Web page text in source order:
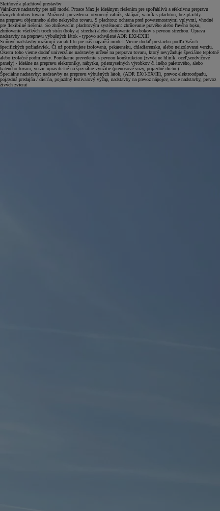
Skriňové a plachtové prestavby
Valníkové nadstavby pre náš model Proace Max je ideálnym riešením pre spoľahlivú a efektívnu prepravu
rôznych druhov tovaru. Možnosti prevedenia: otvorený valník, sklápač, valník s plachtou, bez plachty:
na prepravu objemného alebo nekrytého tovaru. S plachtou: ochrana pred poveternostnými vplyvmi, vhodné
pre flexibilné riešenia. So zhrňovacím plachtovým systémom: zhrňovanie pravého alebo ľavého boku,
zhrňovanie všetkých troch strán (boky aj strecha) alebo zhrňovanie iba bokov s pevnou strechou. Úprava
nadstavby na prepravu výbušných látok - typovo schválené ADR EXI-EXIII
Sriňové nadstavby rozširujú variabilitu pre náš najväčší model. Vieme dodať prestavbu podľa Vašich
špecifických požiadaviek. Či už potrebujete izolovanú, pekárensku, chladiarensku, alebo neizolovanú verziu.
Okrem toho vieme dodať univerzálne nadstavby určené na prepravu tovaru, ktorý nevyžaduje špeciálne teplotné
alebo izolačné podmienky. Ponúkame prevedenie s pevnou konštrukciou (zvyčajne hliník, oceľ,sendvičové
panely) - ideálne na prepravu elektroniky, nábytku, priemyselných výrobkov či iného paletového, alebo
baleného tovaru, verzie upraviteľné na špeciálne využitie (prenosové vozy, pojazdné dielne).
Špeciálne nadstavby: nadstavby na prepravu výbušných látok, (ADR EX/I-EX/III), prevoz elektroodpadu,
pojazdná predajňa / dieľňa, pojazdný festivalový výčap, nadstavby na prevoz nápojov, sacie nadstavby, prevoz
živých zvierat